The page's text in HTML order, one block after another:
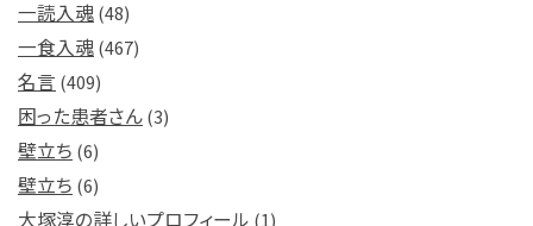
一読入魂(48)
一食入魂(467)
名言 (409)
困った患者さん(3)
壁立ち (6)
壁立ち (6)
大塚淳の詳しいプロフィール (1)